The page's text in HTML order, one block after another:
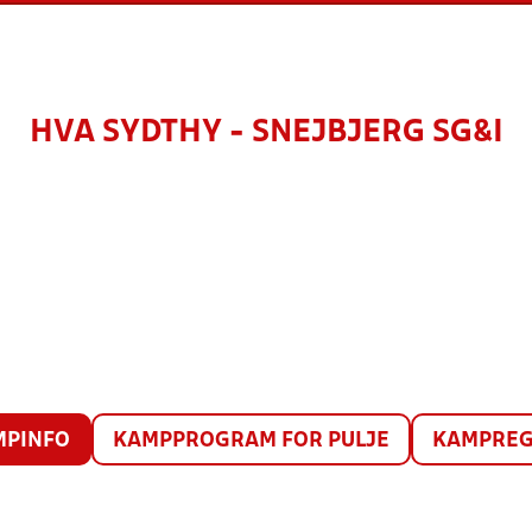
HVA SYDTHY - SNEJBJERG SG&I
KAMPPROGRAM FOR PULJE